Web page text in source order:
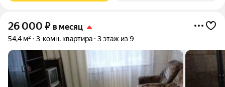
26 000 ₽ в месяц
54,4 м² 3-комн. квартира 3 этаж из 9